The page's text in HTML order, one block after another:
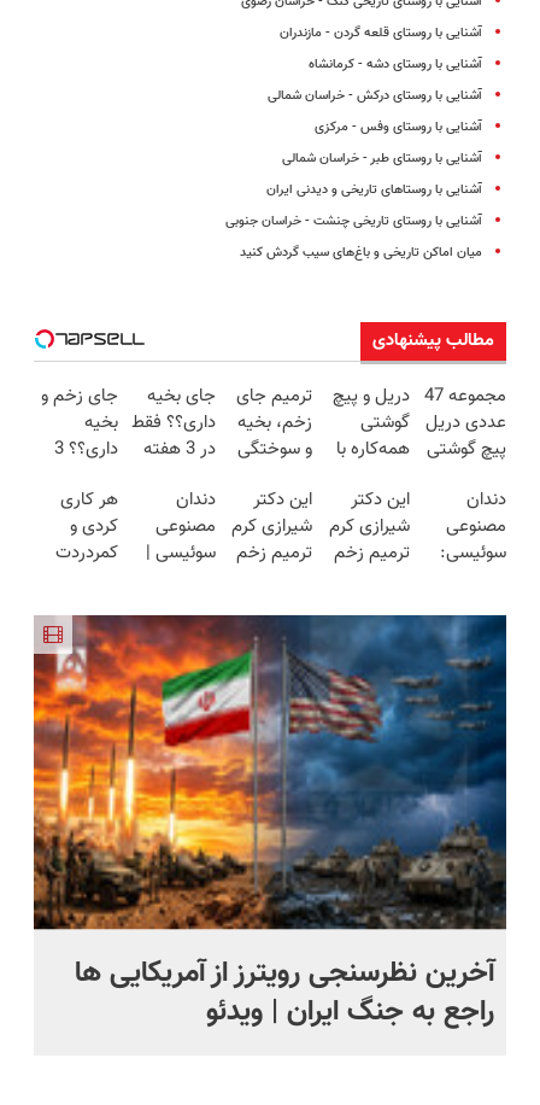
آشنایی با روستای قلعه گردن - مازندران
آشنایی با روستای دشه - کرمانشاه
آشنایی با روستای درکش - خراسان شمالی
آشنایی با روستای وفس - مرکزی
آشنایی با روستای طبر - خراسان شمالی
آشنایی با روستاهای تاریخی و دیدنی ایران
آشنایی با روستای تاریخی چنشت - خراسان جنوبی
میان اماکن تاریخی و باغ‌های سیب گردش کنید
مطالب پیشنهادی
مجموعه 47
عددی دریل
پیچ گوشتی
(تخفیف به
مدت
محدود)
دریل و پیچ
گوشتی
همه‌کاره با
هوشمند ⚙️
(نصف
قیمت بازار
ترمیم جای
زخم، بخیه
و سوختگی
هفته!!😍
جای بخیه
داری؟؟ فقط
در 3 هفته
کن!😍
جای زخم و
بخیه
داری؟؟ 3
محوش کن!
دندان
مصنوعی
سوئیسی:
اروپا، سبک
و مقاوم |
پرداخت
قسطی
این دکتر
شیرازی کرم
ترمیم زخم
این دکتر
شیرازی کرم
ترمیم زخم
دندان
مصنوعی
سوئیسی |
طبیعی!
ویزیت
رایگان+پرداخت
اقساطی😍
هر کاری
کردی و
کمردردت
پرسشنامه و
دریافت راه
حل
آخرین نظرسنجی‌ رویترز از آمریکایی ها
راجع‌ به جنگ ایران | ویدئو